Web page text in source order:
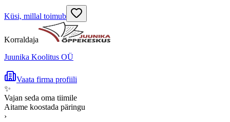
Küsi, millal toimub
Korraldaja
Juunika Koolitus OÜ
Vaata firma profiili
✨
Vajan seda oma tiimile
Aitame koostada päringu
›